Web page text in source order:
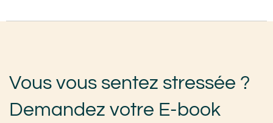
Vous vous sentez stressée ?
Demandez votre E-book